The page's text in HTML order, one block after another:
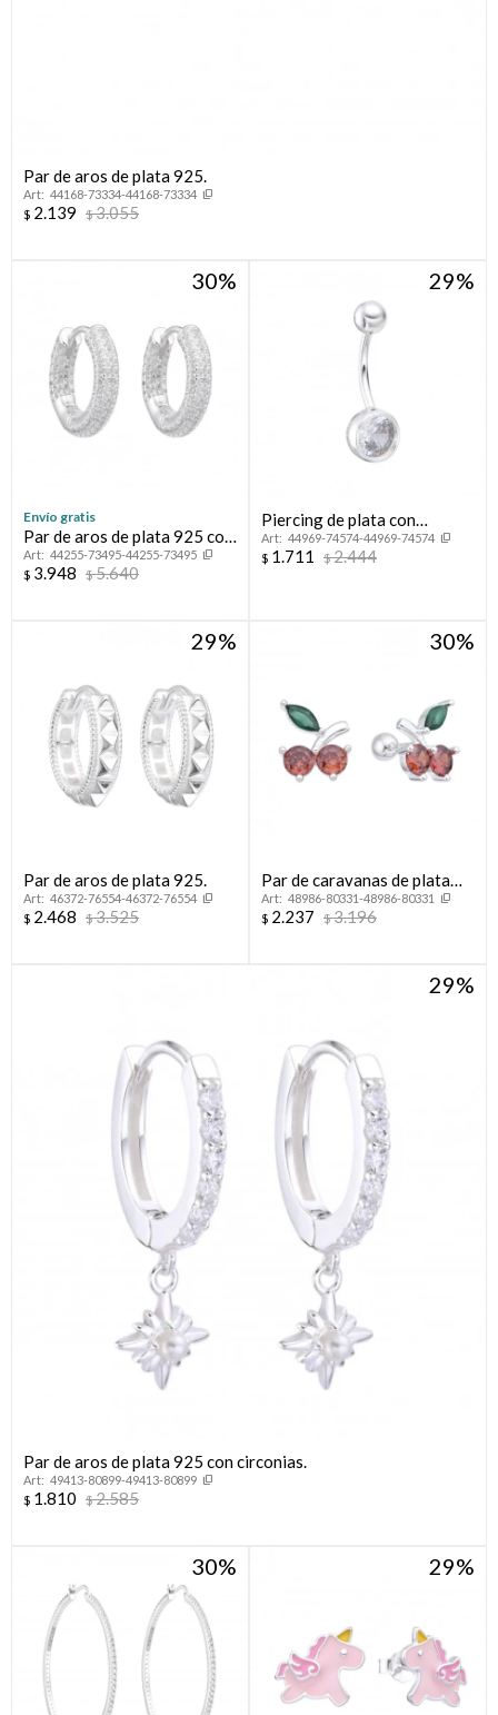
Par de aros de plata 925.
44168-73334-44168-73334
$ 2.139 $3.055
30
Envío gratis
Par de aros de plata 925 con
circonias.
44255-73495-44255-73495
$ 3.948 $5.640
29
Piercing de plata con
circonia.
44969-74574-44969-74574
$ 1.711 $2.444
29
Par de aros de plata 925.
46372-76554-46372-76554
$ 2.468 $3.525
30
Par de caravanas de plata
925 con circonias, CHERRY.
48986-80331-48986-80331
$ 2.237 $3.196
29
Par de aros de plata 925 con circonias.
49413-80899-49413-80899
$ 1.810 $2.585
30 29